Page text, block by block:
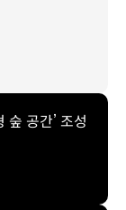
숲 공간’ 조성